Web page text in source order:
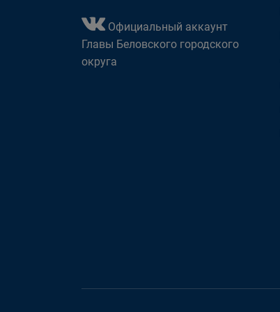
Официальный аккаунт
Главы Беловского городского
округа